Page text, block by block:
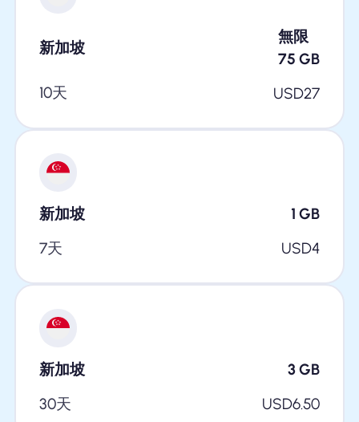
新加坡
無限
75 GB
10天
USD27
新加坡 1 GB
7天
USD4
新加坡 3 GB
30天
USD6.50